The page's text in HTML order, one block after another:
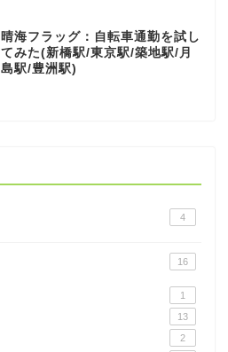
晴海フラッグ：自転車通勤を試し
てみた(新橋駅/東京駅/築地駅/月
島駅/豊洲駅)
4
16
1
13
2